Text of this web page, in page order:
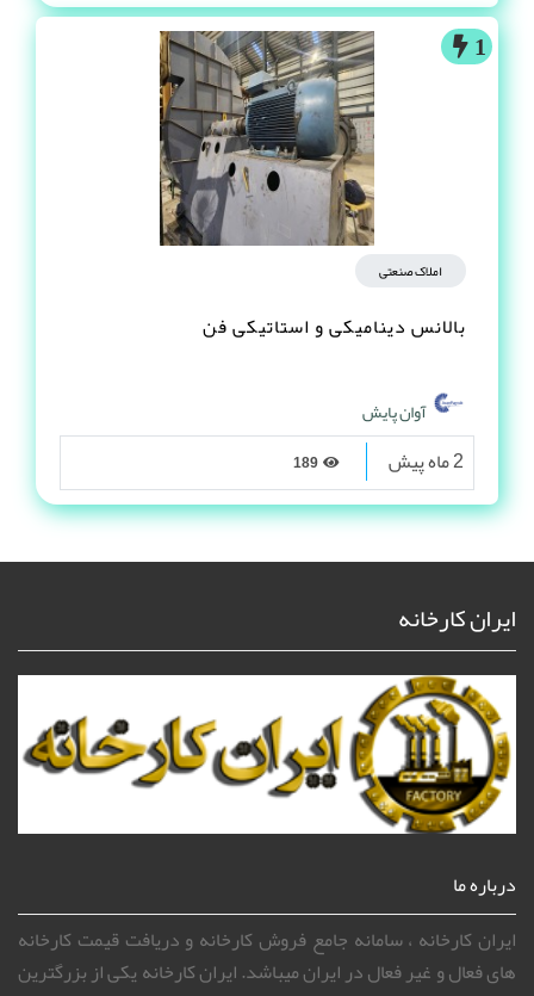
1
املاک صنعتی
بالانس دینامیکی و استاتیکی فن
آوان پایش
2 ماه پیش
ایران کارخانه
درباره ما
ایران کارخانه ، سامانه جامع فروش کارخانه و دریافت قیمت کارخانه
های فعال و غیر فعال در ایران میباشد. ایران کارخانه یکی از بزرگترین